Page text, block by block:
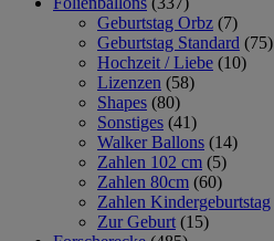
Geburtstag Orbz (7)
Geburtstag Standard (75)
Hochzeit / Liebe (10)
Lizenzen (58)
Shapes (80)
Sonstiges (41)
Walker Ballons (14)
Zahlen 102 cm (5)
Zahlen 80cm (60)
Zahlen Kindergeburtstag
Zur Geburt (15)